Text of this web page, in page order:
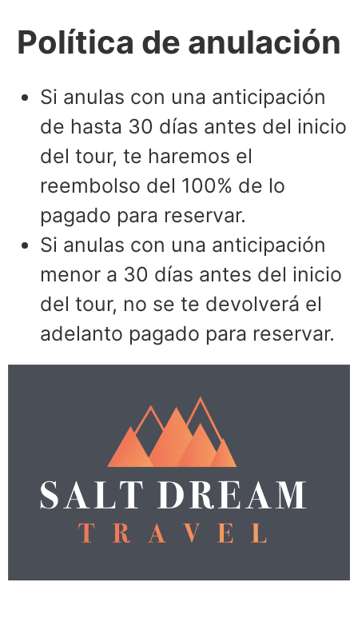
Política de anulación
Si anulas con una anticipación
de hasta 30 días antes del inicio
del tour, te haremos el
reembolso del 100% de lo
pagado para reservar.
Si anulas con una anticipación
menor a 30 días antes del inicio
del tour, no se te devolverá el
adelanto pagado para reservar.